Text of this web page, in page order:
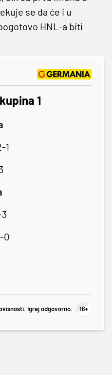
se da će i u
HNL-a biti
1
1
0
Igraj odgovorno.